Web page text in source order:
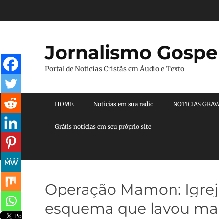
para
Jornalismo
Portal de Notícias Cristãs em Áudio e Texto
Menu principal
HOME Noticias em sua radio NOTICIAS
Grátis notícias em seu próprio site
Operação Mamon:
esquema que lavou